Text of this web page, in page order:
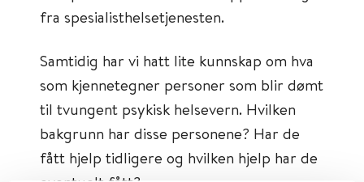
fra spesialisthelsetjenesten.
Samtidig har vi hatt lite kunnskap om hva
som kjennetegner personer som blir dømt
til tvungent psykisk helsevern. Hvilken
bakgrunn har disse personene? Har de
fått hjelp tidligere og hvilken hjelp har de